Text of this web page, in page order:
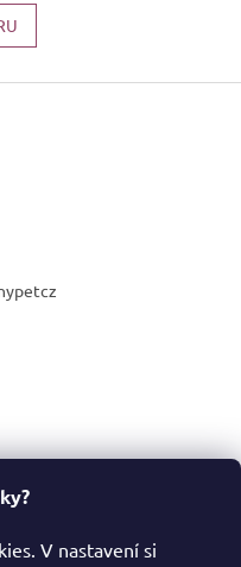
V nastavení si